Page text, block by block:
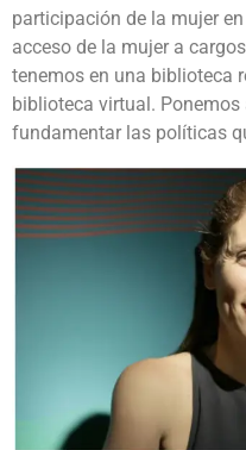
participación de la mujer
acceso de la mujer a
tenemos en una biblioteca
biblioteca virtual.
fundamentar las políticas